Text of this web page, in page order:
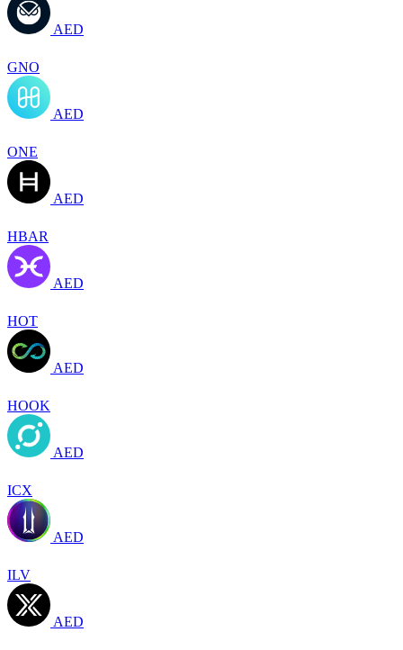
AED
GNO
AED
ONE
AED
HBAR
AED
HOT
AED
HOOK
AED
ICX
AED
ILV
AED